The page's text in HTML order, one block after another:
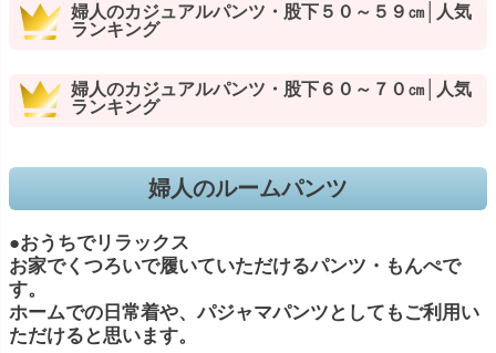
婦人のカジュアルパンツ・股下５０～５９㎝│人気
ランキング
婦人のカジュアルパンツ・股下６０～７０㎝│人気
ランキング
婦人のルームパンツ
●おうちでリラックス
お家でくつろいで履いていただけるパンツ・もんぺで
す。
ホームでの日常着や、パジャマパンツとしてもご利用い
ただけると思います。